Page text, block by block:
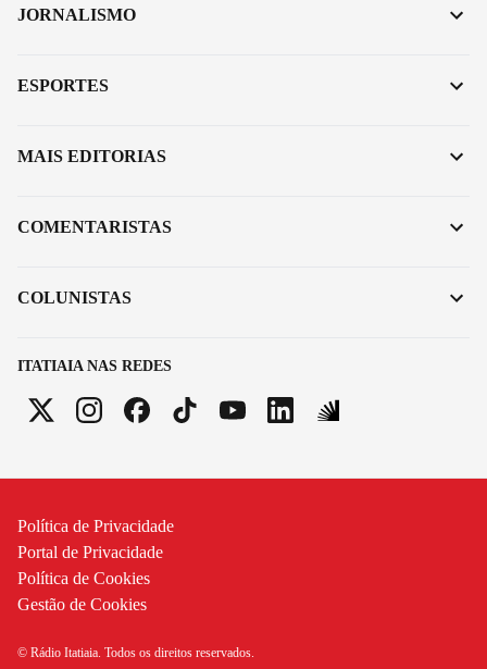
ITATIAIA NAS REDES
JORNALISMO
ESPORTES
MAIS EDITORIAS
COMENTARISTAS
COLUNISTAS
Política de Privacidade
Portal de Privacidade
Política de Cookies
Gestão de Cookies
© Rádio Itatiaia. Todos os direitos reservados.